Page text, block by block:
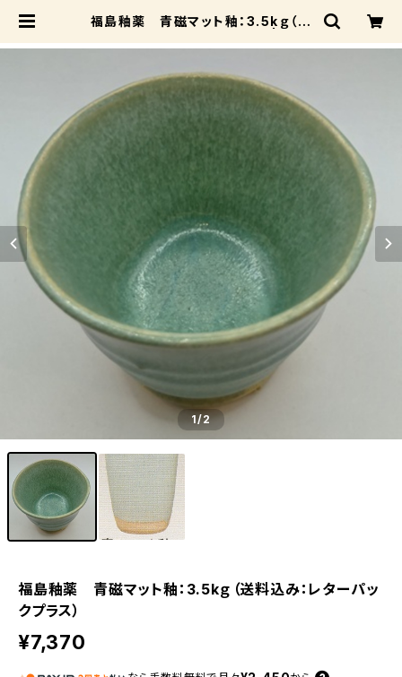
福島釉薬 青磁マット釉：3.5kｇ（送
陶材
1/2
福島釉薬 青磁マット釉：3.5kｇ（送料込み：レターパッ
クプラス）
¥7,370